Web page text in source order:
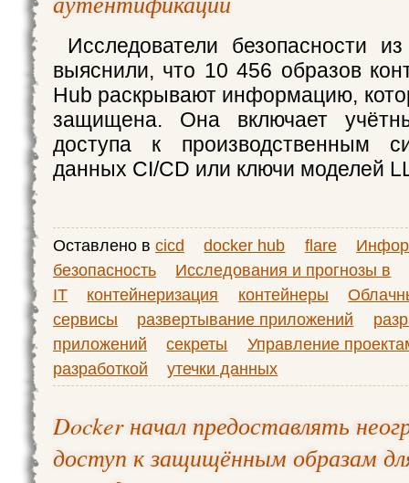
Исследователи безопасности
выяснили, что 10 456 образов
Hub раскрывают информацию,
защищена. Она включает
доступа к производственным
данных CI/CD или ключи моделей
Оставлено в cicd docker hub flare
безопасность
Исследования и прогнозы в
IT
контейнеризация контейнеры
сервисы
развертывание приложений
приложений
секреты
Управление
разработкой
утечки данных
Docker начал предоставлять
доступ к защищённым образам